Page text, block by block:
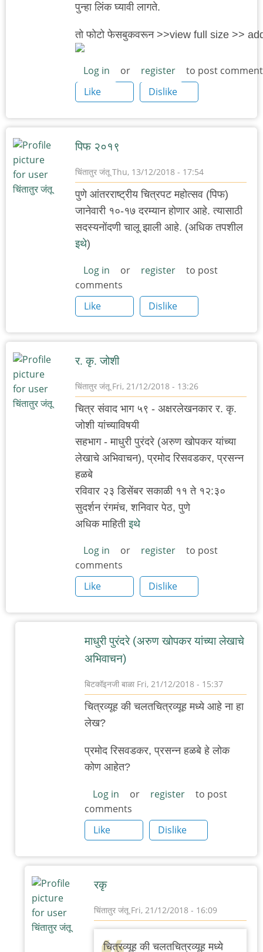
पुन्हा लिंक घ्यावी लागते.
तो फोटो फेसबुकवरून >>view full size >>
Log in or register
to post
Like
Dislike
पिफ २०१९
चिंतातुर जंतूThu, 13/12/2018 - 17:54
पुणे आंतरराष्ट्रीय चित्रपट महोत्सव (पिफ)
जानेवारी १०-१७ दरम्यान होणार आहे. त्यासाठी
सदस्यनोंदणी चालू झाली आहे. (अधिक तपशील
इथे)
Log in or register
to post
comments
Like
Dislike
र. कृ. जोशी
चिंतातुर जंतूFri, 21/12/2018 - 13:26
चित्र संवाद भाग ५९ - अक्षरलेखनकार र. कृ.
जोशी यांच्याविषयी
सहभाग - माधुरी पुरंदरे (अरुण खोपकर यांच्या
लेखाचे अभिवाचन), प्रमोद रिसवडकर, प्रसन्न
हळबे
रविवार २३ डिसेंबर सकाळी ११ ते १२:३०
सुदर्शन रंगमंच, शनिवार पेठ, पुणे
अधिक माहितीइथे
Log in or register
to post
comments
Like
Dislike
माधुरी पुरंदरे (अरुण खोपकर यांच्या लेखाचे
अभिवाचन)
बिटकॉइनजी बाळा Fri, 21/12/2018 - 15:37
In
reply
र.
कृ.
by
चिंतातुर
जंतू
चित्रव्यूह की चलतचित्रव्यूह मध्ये आहे ना हा
लेख?
प्रमोद रिसवडकर, प्रसन्न हळबे हे लोक
कोण आहेत?
Log in or register
to post
comments
Like
Dislike
रकृ
चिंतातुर जंतू Fri, 21/12/2018 - 16:09
In
reply
चित्रव्यूह की चलतचित्रव्यूह मध्ये